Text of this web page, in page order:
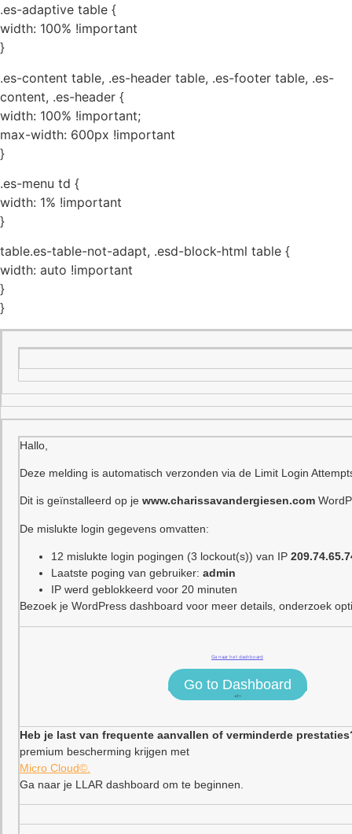
.es-adaptive table {
width: 100% !important
}
.es-content table, .es-header table, .es-footer table, .es-
content, .es-header {
width: 100% !important;
max-width: 600px !important
}
.es-menu td {
width: 1% !important
}
table.es-table-not-adapt, .esd-block-html table {
width: auto !important
}
}
Hallo,
Deze melding is automatisch verzonden via de Limit Login
Dit is geïnstalleerd op je www.charissavandergiesen.com
De mislukte login gegevens omvatten:
12 mislukte login pogingen (3 lockout(s)) van IP
Laatste poging van gebruiker: admin
IP werd geblokkeerd voor 20 minuten
Bezoek je WordPress dashboard voor meer details, onderzoek
Ga naar het dashboard
Go to Dashboard
<!–
Heb je last van frequente aanvallen of verminderde
premium bescherming krijgen met
Micro Cloud©.
Ga naar je LLAR dashboard om te beginnen.